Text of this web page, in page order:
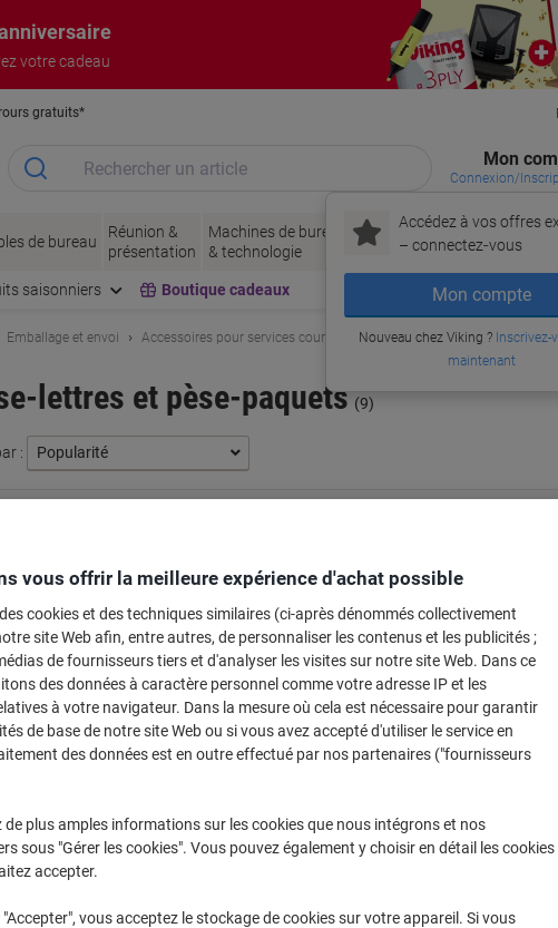
votre cadeau
gratuits*
Mon
Connexion/
Accédez à vos offres
– connectez‑vous
Mon compte
Nouveau chez Viking ?Inscrivez-
maintenant
de bureau
Réunion &
présentation
Machines de bureau
& technologie
Encres
& toner
Papier, enveloppes
& emballage
saisonniers Boutique cadeaux
Emballage et envoi Accessoires pour services courrier Pèse-lettres et pèse-paquets
lettres et pèse-paquets (9)
:
dans notre catégorie dédiée aux pèse-lettres et balances colis, où vous
pour peser vos envois avec précision. Que vous ayez besoin de gérer des
plus volumineux, vous trouverez ici des outils adaptés pour simplifier vos
pour optimiser votre efficacité et assurer un affranchissement exact.
vous offrir la meilleure expérience d'achat possible
cookies et des techniques similaires (ci-après dénommés collectivement
site Web afin, entre autres, de personnaliser les contenus et les publicités ;
de fournisseurs tiers et d'analyser les visites sur notre site Web. Dans ce
des données à caractère personnel comme votre adresse IP et les
à votre navigateur. Dans la mesure où cela est nécessaire pour garantir
de base de notre site Web ou si vous avez accepté d'utiliser le service en
des données est en outre effectué par nos partenaires ("fournisseurs
de plus amples informations sur les cookies que nous intégrons et nos
sous "Gérer les cookies". Vous pouvez également y choisir en détail les cookies
accepter.
vous acceptez le stockage de cookies sur votre appareil. Si vous